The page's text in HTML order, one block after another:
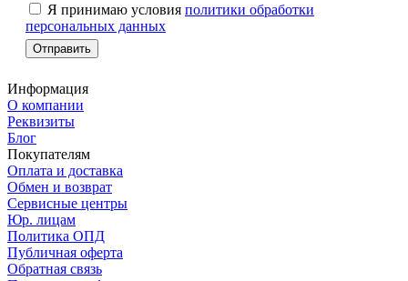
Я принимаю условия политики обработки
персональных данных
Информация
О компании
Реквизиты
Блог
Покупателям
Оплата и доставка
Обмен и возврат
Сервисные центры
Юр. лицам
Политика ОПД
Публичная оферта
Обратная связь